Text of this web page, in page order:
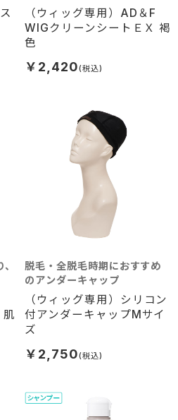
（ウィッグ専用）AD＆F
WIGクリーンシートＥＸ 褐
色
￥2,420
肌
（ウィッグ専用）シリコン
付アンダーキャップMサイ
ズ
脱毛・全脱毛時期におすすめ
のアンダーキャップ
￥2,750